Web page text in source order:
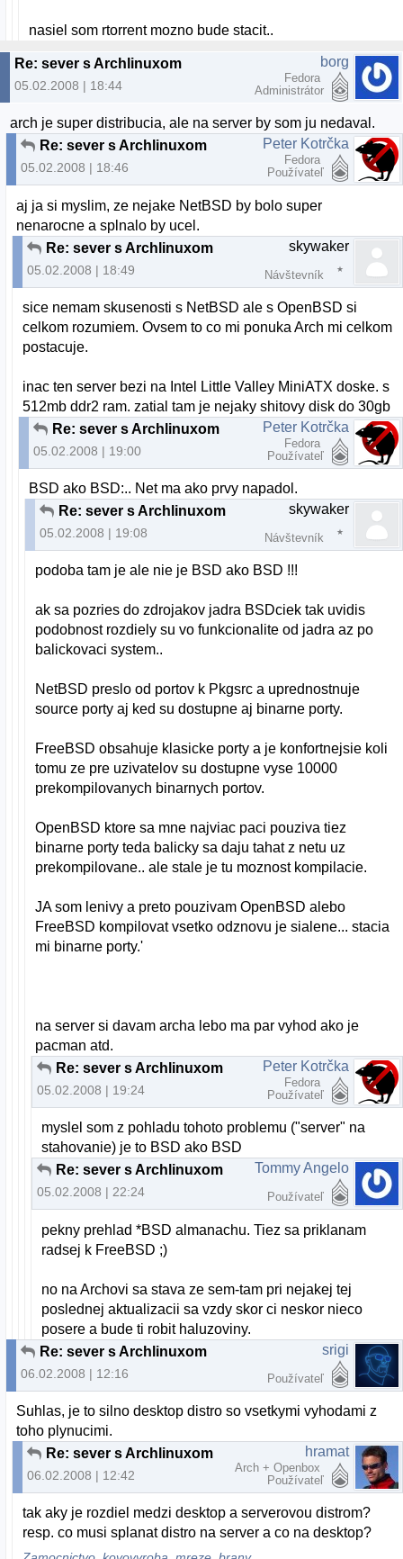
nasiel som rtorrent mozno bude stacit..
Re: sever s Archlinuxom
05.02.2008 | 18:44
borg
Fedora
Administrátor
arch je super distribucia, ale na server by som ju nedaval.
Re: sever s Archlinuxom
05.02.2008 | 18:46
Peter Kotrčka
Fedora
Používateľ
aj ja si myslim, ze nejake NetBSD by bolo super
nenarocne a splnalo by ucel.
Re: sever s Archlinuxom
05.02.2008 | 18:49
skywaker
Návštevník
sice nemam skusenosti s NetBSD ale s OpenBSD si
celkom rozumiem. Ovsem to co mi ponuka Arch mi celkom
postacuje.
inac ten server bezi na Intel Little Valley MiniATX doske. s
512mb ddr2 ram. zatial tam je nejaky shitovy disk do 30gb
Re: sever s Archlinuxom
05.02.2008 | 19:00
Peter Kotrčka
Fedora
Používateľ
BSD ako BSD:.. Net ma ako prvy napadol.
Re: sever s Archlinuxom
05.02.2008 | 19:08
skywaker
Návštevník
podoba tam je ale nie je BSD ako BSD !!!
ak sa pozries do zdrojakov jadra BSDciek tak uvidis
podobnost rozdiely su vo funkcionalite od jadra az po
balickovaci system..
NetBSD preslo od portov k Pkgsrc a uprednostnuje
source porty aj ked su dostupne aj binarne porty.
FreeBSD obsahuje klasicke porty a je konfortnejsie koli
tomu ze pre uzivatelov su dostupne vyse 10000
prekompilovanych binarnych portov.
OpenBSD ktore sa mne najviac paci pouziva tiez
binarne porty teda balicky sa daju tahat z netu uz
prekompilovane.. ale stale je tu moznost kompilacie.
JA som lenivy a preto pouzivam OpenBSD alebo
FreeBSD kompilovat vsetko odznovu je sialene... stacia
mi binarne porty.'
na server si davam archa lebo ma par vyhod ako je
pacman atd.
Re: sever s Archlinuxom
05.02.2008 | 19:24
Peter Kotrčka
Fedora
Používateľ
myslel som z pohladu tohoto problemu ("server" na
stahovanie) je to BSD ako BSD
Re: sever s Archlinuxom
05.02.2008 | 22:24
Tommy Angelo
Používateľ
pekny prehlad *BSD almanachu. Tiez sa priklanam
radsej k FreeBSD ;)
no na Archovi sa stava ze sem-tam pri nejakej tej
poslednej aktualizacii sa vzdy skor ci neskor nieco
posere a bude ti robit haluzoviny.
Re: sever s Archlinuxom
06.02.2008 | 12:16
srigi
Používateľ
Suhlas, je to silno desktop distro so vsetkymi vyhodami z
toho plynucimi.
Re: sever s Archlinuxom
06.02.2008 | 12:42
hramat
Arch + Openbox
Používateľ
tak aky je rozdiel medzi desktop a serverovou distrom?
resp. co musi splanat distro na server a co na desktop?